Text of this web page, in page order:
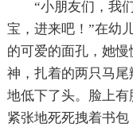
“小朋友们，我
宝，进来吧！”在幼
的可爱的面孔，她
神，扎着的两只马
地低下了头。脸上有
紧张地死死拽着书